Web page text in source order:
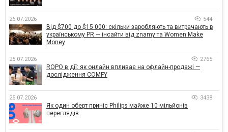
26.07.2026 544
Від $700 до $15 000: скільки заробляють та витрачають в
українському PR — інсайти від znamy та Women Make
Money
25.07.2026 2765
ROPO в дії: як онлайн впливає на офлайн-продажі —
дослідження COMFY
25.07.2026 3438
Як один оберт приніс Philips майже 10 мільйонів
переглядів